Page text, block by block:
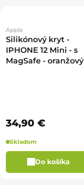
Apple
Silikónový kryt -
IPHONE 12 Mini - s
MagSafe - oranžový
34,90 €
Skladom
Do košíka